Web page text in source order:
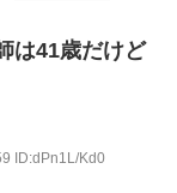
は41歳だけど
ID:dPn1L/Kd0